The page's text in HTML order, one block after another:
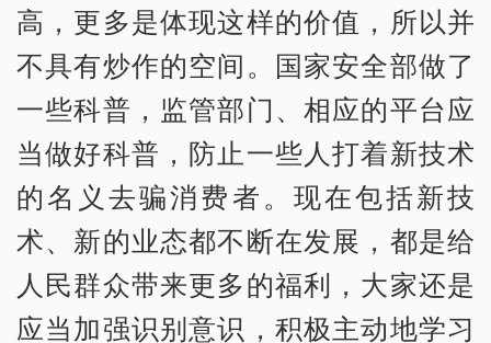
高，更多是体现这样的价值，所以并
不具有炒作的空间。国家安全部做了
一些科普，监管部门、相应的平台应
当做好科普，防止一些人打着新技术
的名义去骗消费者。现在包括新技
术、新的业态都不断在发展，都是给
人民群众带来更多的福利，大家还是
应当加强识别意识，积极主动地学习